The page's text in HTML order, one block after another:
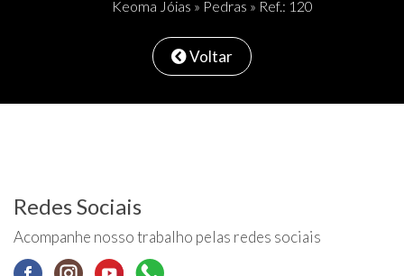
Keoma Jóias » Pedras » Ref.: 120
Voltar
Redes Sociais
Acompanhe nosso trabalho pelas redes sociais